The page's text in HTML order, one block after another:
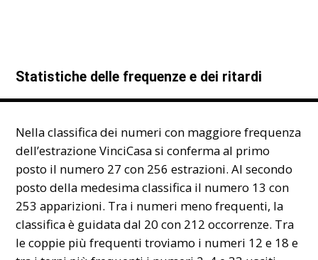
Statistiche delle frequenze e dei ritardi
Nella classifica dei numeri con maggiore frequenza
dell’estrazione VinciCasa si conferma al primo
posto il numero 27 con 256 estrazioni. Al secondo
posto della medesima classifica il numero 13 con
253 apparizioni. Tra i numeri meno frequenti, la
classifica è guidata dal 20 con 212 occorrenze. Tra
le coppie più frequenti troviamo i numeri 12 e 18 e